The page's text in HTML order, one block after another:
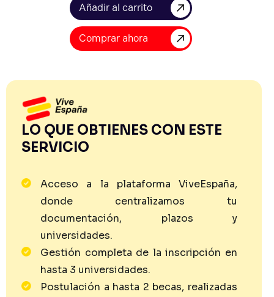
Comprar ahora
LO QUE OBTIENES CON ESTE
SERVICIO
Acceso a la plataforma ViveEspaña,
donde centralizamos tu
documentación, plazos y
universidades.
Gestión completa de la inscripción en
hasta 3 universidades.
Postulación a hasta 2 becas, realizadas